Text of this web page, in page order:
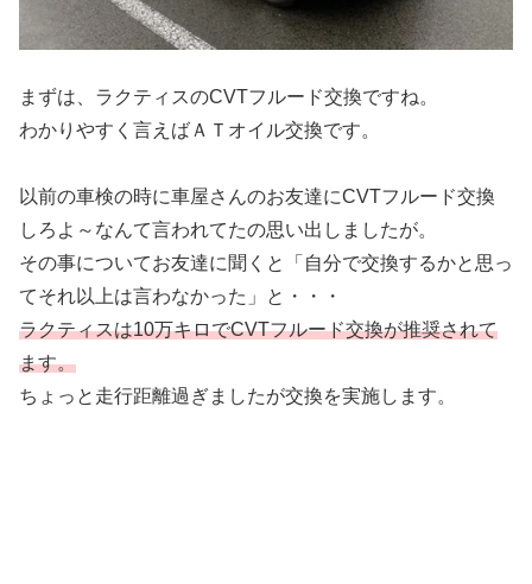
まずは、ラクティスのCVTフルード交換ですね。
わかりやすく言えばＡＴオイル交換です。
以前の車検の時に車屋さんのお友達にCVTフルード交換
しろよ～なんて言われてたの思い出しましたが。
その事についてお友達に聞くと「自分で交換するかと思っ
てそれ以上は言わなかった」と・・・
ラクティスは10万キロでCVTフルード交換が推奨されて
ます。
ちょっと走行距離過ぎましたが交換を実施します。